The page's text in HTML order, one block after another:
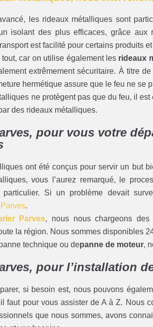
les rideaux métalliques sont
isolant des plus efficaces, grâce
est facilité pour certains produits
tout, car on utilise également les rideaux
extrêmement sécuritaire. À titre
hermétique assure que le feu ne se
ne protègent pas que du feu, il
des rideaux métalliques.
pour vous votre
ont été conçus pour servir un but
vous l’aurez remarqué, le
particulier. Si un problème devait
.
Parves, nous nous chargeons des
la région. Nous sommes disponibles
technique ou depanne de moteur,
pour l’installation
si besoin est, nous pouvons
faut pour vous assister de A à Z. Nous
que nous sommes, avons